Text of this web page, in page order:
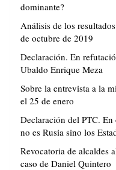
dominante?
Análisis de los
de octubre de 2019
Declaración. En
Ubaldo Enrique Meza
Sobre la entrevista a la
el 25 de enero
Declaración del PTC.
no es Rusia sino los
Revocatoria de alcaldes
caso de Daniel Quintero